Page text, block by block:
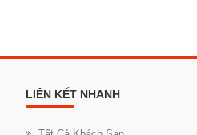
LIÊN KẾT NHANH